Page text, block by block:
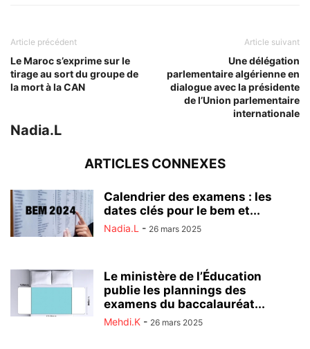
Article précédent
Le Maroc s’exprime sur le
tirage au sort du groupe de
la mort à la CAN
Article suivant
Une délégation
parlementaire algérienne en
dialogue avec la présidente
de l’Union parlementaire
internationale
Nadia.L
ARTICLES CONNEXES
Calendrier des examens : les
dates clés pour le bem et...
Nadia.L - 26 mars 2025
Le ministère de l’Éducation
publie les plannings des
examens du baccalauréat...
Mehdi.K - 26 mars 2025